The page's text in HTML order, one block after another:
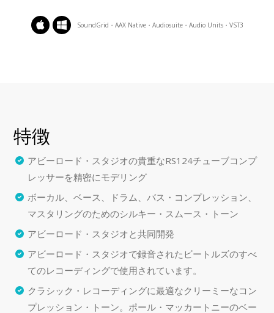
SoundGrid・AAX Native・Audiosuite・Audio Units・VST3
特徴
アビーロード・スタジオの貴重なRS124チューブコンプ
レッサーを精密にモデリング
ボーカル、ベース、ドラム、バス・コンプレッション、
マスタリングのためのシルキー・スムース・トーン
アビーロード・スタジオと共同開発
アビーロード・スタジオで録音されたビートルズのすべ
てのレコーディングで使用されています。
クラシック・レコーディングに最適なクリーミーなコン
プレッション・トーン。ポール・マッカートニーのベー